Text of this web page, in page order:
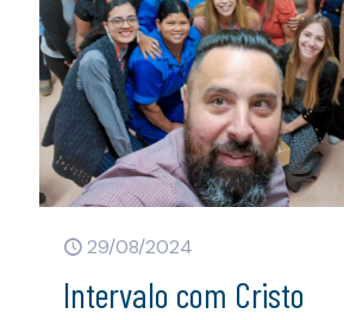
29/08/2024
Intervalo com Cristo